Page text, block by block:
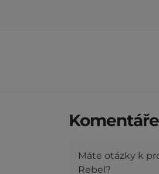
Máte otázky k
Rebel?